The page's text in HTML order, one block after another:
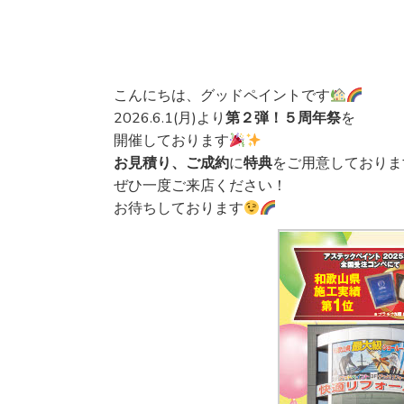
こんにちは、グッドペイントです
2026.6.1(月)より第２弾！５周年祭を
開催しております
お見積り、ご成約に特典をご用意しており
ぜひ一度ご来店ください！
お待ちしております